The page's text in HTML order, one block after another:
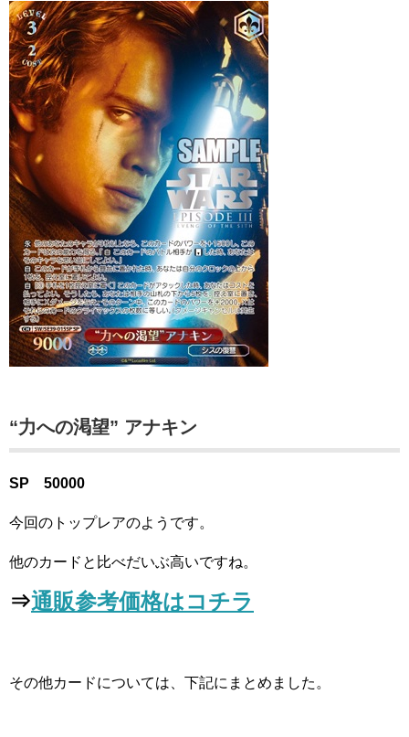
“力への渇望” アナキン
SP 50000
今回のトップレアのようです。
他のカードと比べだいぶ高いですね。
⇒通販参考価格はコチラ
その他カードについては、下記にまとめました。